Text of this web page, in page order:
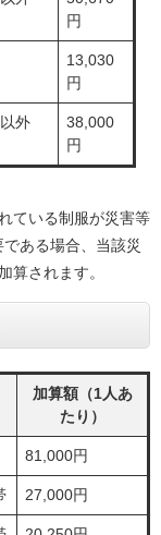
円
13,030
円
外
38,000
円
ている制服が災害等
ある場合、当該災
算されます。
加算額（1人あ
たり）
81,000円
27,000円